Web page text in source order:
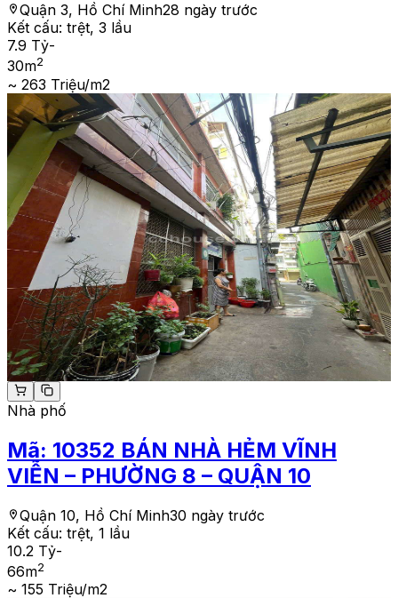
Quận 3, Hồ Chí Minh28 ngày trước
Kết cấu: trệt, 3 lầu
7.9 Tỷ-
30m2
~ 263 Triệu/m2
Nhà phố
Mã: 10352 BÁN NHÀ HẺM VĨNH
VIỄN – PHƯỜNG 8 – QUẬN 10
Quận 10, Hồ Chí Minh30 ngày trước
Kết cấu: trệt, 1 lầu
10.2 Tỷ-
66m2
~ 155 Triệu/m2